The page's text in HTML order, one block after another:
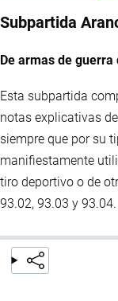
Subpartida
De armas de guerra
Esta subpartida
notas explicativas
siempre que por su
manifiestamente
tiro deportivo o de
93.02, 93.03 y 93.04.